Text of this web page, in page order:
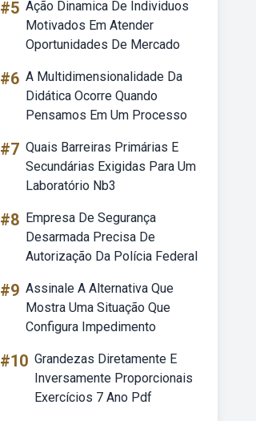
#5 Ação Dinamica De Individuos
Motivados Em Atender
Oportunidades De Mercado
#6 A Multidimensionalidade Da
Didática Ocorre Quando
Pensamos Em Um Processo
#7 Quais Barreiras Primárias E
Secundárias Exigidas Para Um
Laboratório Nb3
#8 Empresa De Segurança
Desarmada Precisa De
Autorização Da Polícia Federal
#9 Assinale A Alternativa Que
Mostra Uma Situação Que
Configura Impedimento
#10 Grandezas Diretamente E
Inversamente Proporcionais
Exercícios 7 Ano Pdf